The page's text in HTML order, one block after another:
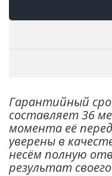
Гарантийный
составляет 36
момента её
уверены в
несём полную
результат